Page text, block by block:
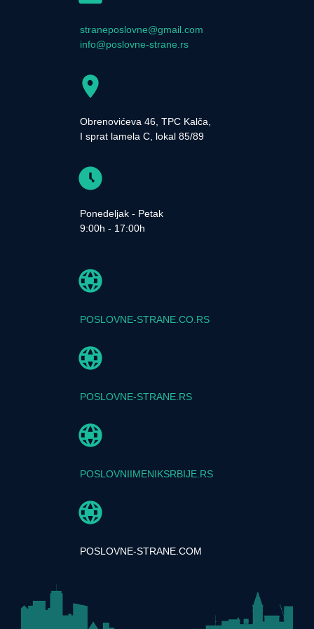
straneposlovne@gmail.com
info@poslovne-strane.rs
Obrenovićeva 46, TPC Kalča,
I sprat lamela C, lokal 85/89
Ponedeljak - Petak
9:00h - 17:00h
POSLOVNE-STRANE.CO.RS
POSLOVNE-STRANE.RS
POSLOVNIIMENIKSRBIJE.RS
POSLOVNE-STRANE.COM